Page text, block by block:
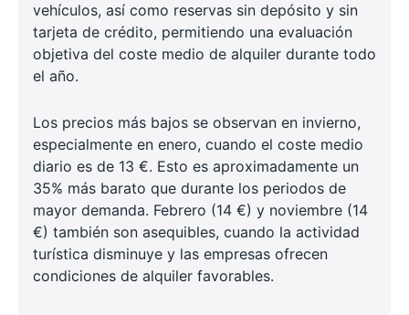
vehículos, así como reservas sin depósito y sin
tarjeta de crédito, permitiendo una evaluación
objetiva del coste medio de alquiler durante todo
el año.
Los precios más bajos se observan en invierno,
especialmente en enero, cuando el coste medio
diario es de 13 €. Esto es aproximadamente un
35% más barato que durante los periodos de
mayor demanda. Febrero (14 €) y noviembre (14
€) también son asequibles, cuando la actividad
turística disminuye y las empresas ofrecen
condiciones de alquiler favorables.